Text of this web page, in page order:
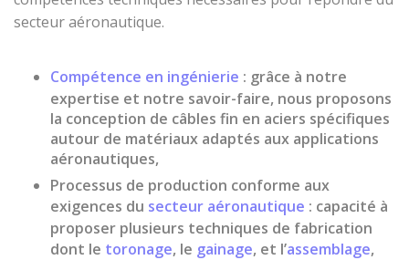
manchonnée
gaines
métalliques
Embout de
gaine VIS 6
Embout
décolleté
Butée
Pince de
Cisailles coupe
câble
Serres-câbles
Manchons à
Câbles acier en
couronne
secteur aéronautique.
Compétence en ingénierie : grâce à notre
expertise et notre savoir-faire, nous proposons
la conception de câbles fin en aciers spécifiques
autour de matériaux adaptés aux applications
aéronautiques,
Processus de production conforme aux
exigences du secteur aéronautique : capacité à
proposer plusieurs techniques de fabrication
dont le toronage, le gainage, et l’assemblage,